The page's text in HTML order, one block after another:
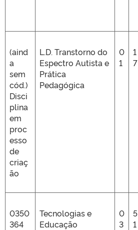
(aind
a
sem
cód.)
Disci
plina
em
proc
esso
de
criaç
ão
L.D. Transtorno do
Espectro Autista e
Prática
Pedagógica
0
1
1
7
0350
364
Tecnologias e
Educação
0
3
5
1